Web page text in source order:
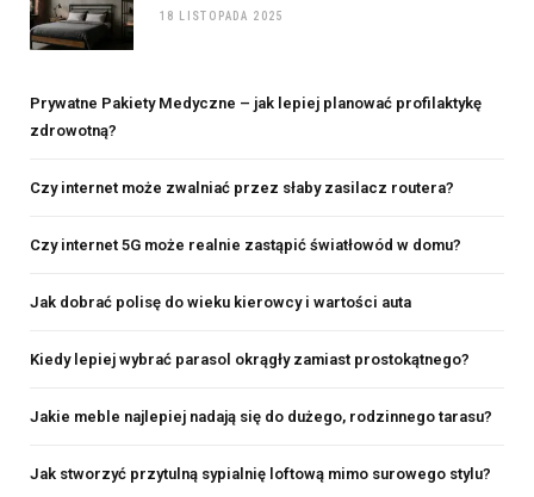
18 LISTOPADA 2025
Prywatne Pakiety Medyczne – jak lepiej planować profilaktykę
zdrowotną?
Czy internet może zwalniać przez słaby zasilacz routera?
Czy internet 5G może realnie zastąpić światłowód w domu?
Jak dobrać polisę do wieku kierowcy i wartości auta
Kiedy lepiej wybrać parasol okrągły zamiast prostokątnego?
Jakie meble najlepiej nadają się do dużego, rodzinnego tarasu?
Jak stworzyć przytulną sypialnię loftową mimo surowego stylu?